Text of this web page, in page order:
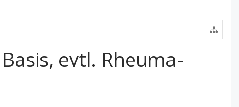
evtl. Rheuma-